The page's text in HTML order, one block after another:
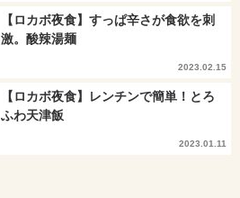
【ロカボ夜食】すっぱ辛さが食欲を刺
激。酸辣湯麺
2023.02.15
【ロカボ夜食】レンチンで簡単！とろ
ふわ天津飯
2023.01.11